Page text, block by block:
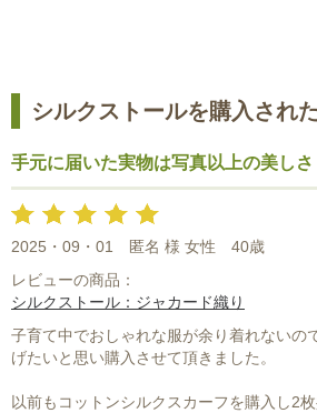
シルクストールを購入され
手元に届いた実物は写真以上の美しさ
2025・09・01 匿名 様 女性
40歳
レビューの商品：
シルクストール：ジャカード織り
子育て中でおしゃれな服が余り着れないの
げたいと思い購入させて頂きました。
以前もコットンシルクスカーフを購入し2